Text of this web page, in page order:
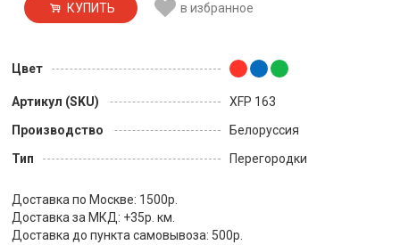
КУПИТЬ в избранное
Цвет
Артикул (SKU)
XFP 163
Производство
Белоруссия
Тип
Перегородки
Доставка по Москве: 1500р.
Доставка за МКД: +35р. км.
Доставка до пункта самовывоза: 500р.